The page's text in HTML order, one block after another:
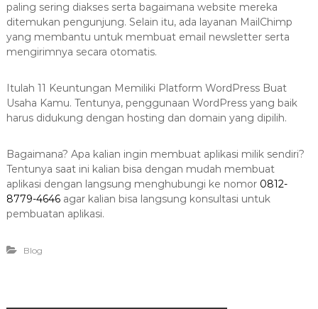
paling sering diakses serta bagaimana website mereka
ditemukan pengunjung. Selain itu, ada layanan MailChimp
yang membantu untuk membuat email newsletter serta
mengirimnya secara otomatis.
Itulah 11 Keuntungan Memiliki Platform WordPress Buat
Usaha Kamu. Tentunya, penggunaan WordPress yang baik
harus didukung dengan hosting dan domain yang dipilih.
Bagaimana? Apa kalian ingin membuat aplikasi milik sendiri?
Tentunya saat ini kalian bisa dengan mudah membuat
aplikasi dengan langsung menghubungi ke nomor 0812-
8779-4646agar kalian bisa langsung konsultasi untuk
pembuatan aplikasi.
Blog